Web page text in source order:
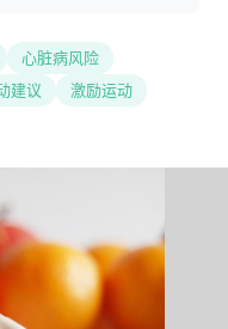
心脏病风险
建议
激励运动